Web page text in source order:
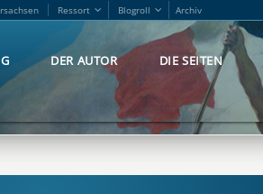
Ressort Blogroll Archiv
DER AUTOR DIE SEITEN
Ressort Blogroll Archiv
DER AUTOR DIE SEITEN